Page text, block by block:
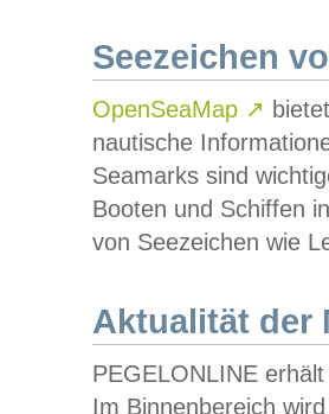
Seezeichen
OpenSeaMap ↗
nautische
Seamarks sind
Booten und Schiffen
von Seezeichen wie
Aktualität der
PEGELONLINE
Im Binnenbereich